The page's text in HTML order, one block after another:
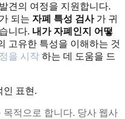
견의 여정을 지원합니다.
되는 자폐 특성 검사가 귀
니다. 내가 자폐인지 어떻
고유한 특성을 이해하는 것
을 시작 하는 데 도움을 드
목적으로 합니다. 당사 웹사